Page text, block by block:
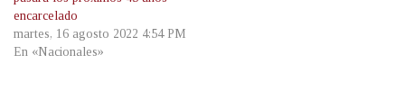
encarcelado
martes, 16 agosto 2022 4:54 PM
En «Nacionales»